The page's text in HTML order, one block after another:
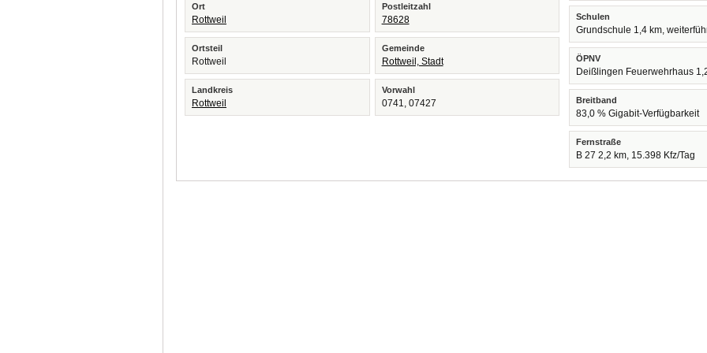
Ort
Rottweil
Postleitzahl
78628
Ortsteil
Rottweil
Gemeinde
Rottweil, Stadt
Landkreis
Rottweil
Vorwahl
0741, 07427
Schulen
Grundschule 1,4 km,
ÖPNV
Deißlingen Feuerwehrhaus
Breitband
83,0 % Gigabit-Verfügbarkeit
Fernstraße
B 27 2,2 km, 15.398 Kfz/Tag